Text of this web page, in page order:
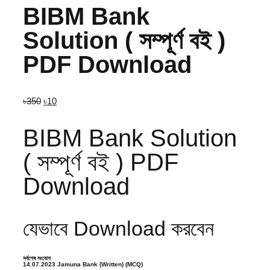
BIBM Bank
Solution ( সম্পূর্ণ বই )
PDF Download
৳350 Original
৳350.
৳10Current
৳10.
BIBM Bank Solution
( সম্পূর্ণ বই ) PDF
Download
যেভাবে Download করবেন
সর্বশেষ সংযোগ
14.07.2023 Jamuna Bank (Written) (MCQ)